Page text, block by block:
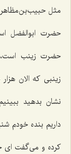
مثل
حضرت ابوالفضل
حضرت زینب است،
زینبی كه الان
نشان بدهید
داریم بنده
كرده و می‌گفت ای